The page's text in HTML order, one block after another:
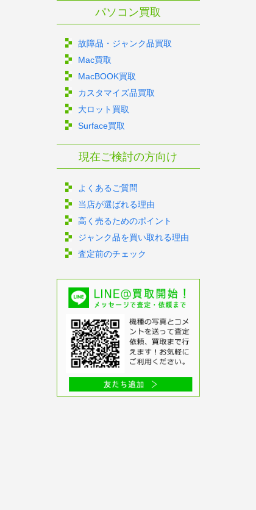
パソコン買取
故障品・ジャンク品買取
Mac買取
MacBOOK買取
カスタマイズ品買取
大ロット買取
Surface買取
現在ご検討の方向け
よくあるご質問
当店が選ばれる理由
高く売るためのポイント
ジャンク品を買い取れる理由
査定前のチェック